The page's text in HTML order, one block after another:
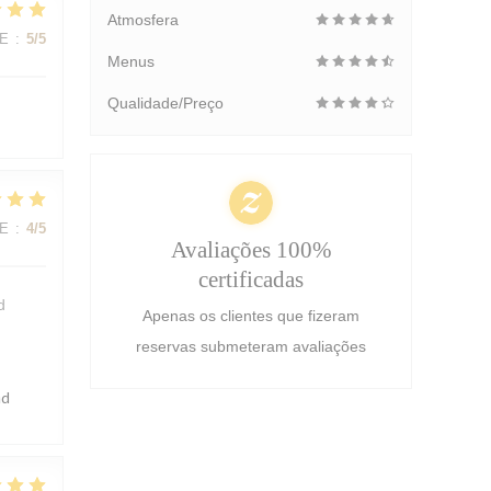
: 5/5
: 4/5
Atmosfera
Menus
Qualidade/Preço
Avaliações 100%
certificadas
Apenas os clientes que fizeram
reservas submeteram avaliações